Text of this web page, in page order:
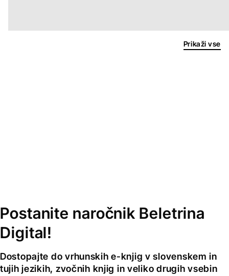
Prikaži vse
Postanite naročnik Beletrina
Digital!
Dostopajte do vrhunskih e-knjig v slovenskem in
tujih jezikih, zvočnih knjig in veliko drugih vsebin